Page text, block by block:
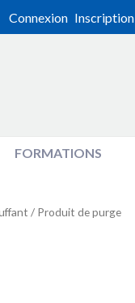
Connexion Inscription
FORMATIONS
/ Produit de purge